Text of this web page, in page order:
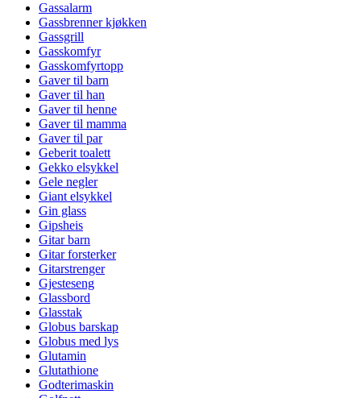
Gassalarm
Gassbrenner kjøkken
Gassgrill
Gasskomfyr
Gasskomfyrtopp
Gaver til barn
Gaver til han
Gaver til henne
Gaver til mamma
Gaver til par
Geberit toalett
Gekko elsykkel
Gele negler
Giant elsykkel
Gin glass
Gipsheis
Gitar barn
Gitar forsterker
Gitarstrenger
Gjesteseng
Glassbord
Glasstak
Globus barskap
Globus med lys
Glutamin
Glutathione
Godterimaskin